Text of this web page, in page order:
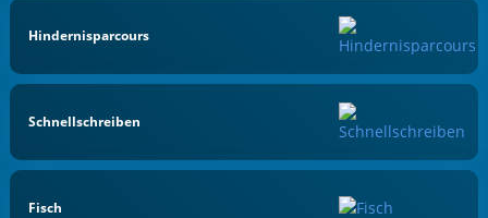
Hindernisparcours
Schnellschreiben
Fisch